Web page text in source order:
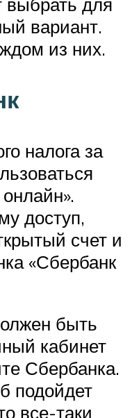
вариант.
из них.
налога за
доступ,
счет и
«Сбербанк
быть
кабинет
Сбербанка.
подойдет
все-таки